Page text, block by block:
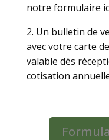
notre formulaire
2. Un bulletin de
avec votre carte
valable dès
cotisation